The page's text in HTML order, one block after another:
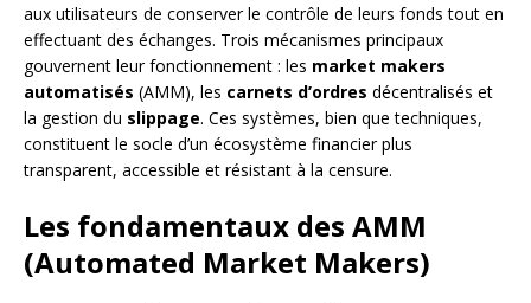
aux utilisateurs de conserver le contrôle de leurs fonds tout en
effectuant des échanges. Trois mécanismes principaux
gouvernent leur fonctionnement : les market makers
automatisés (AMM), les carnets d’ordres décentralisés et
la gestion du slippage. Ces systèmes, bien que techniques,
constituent le socle d’un écosystème financier plus
transparent, accessible et résistant à la censure.
Les fondamentaux des AMM
(Automated Market Makers)